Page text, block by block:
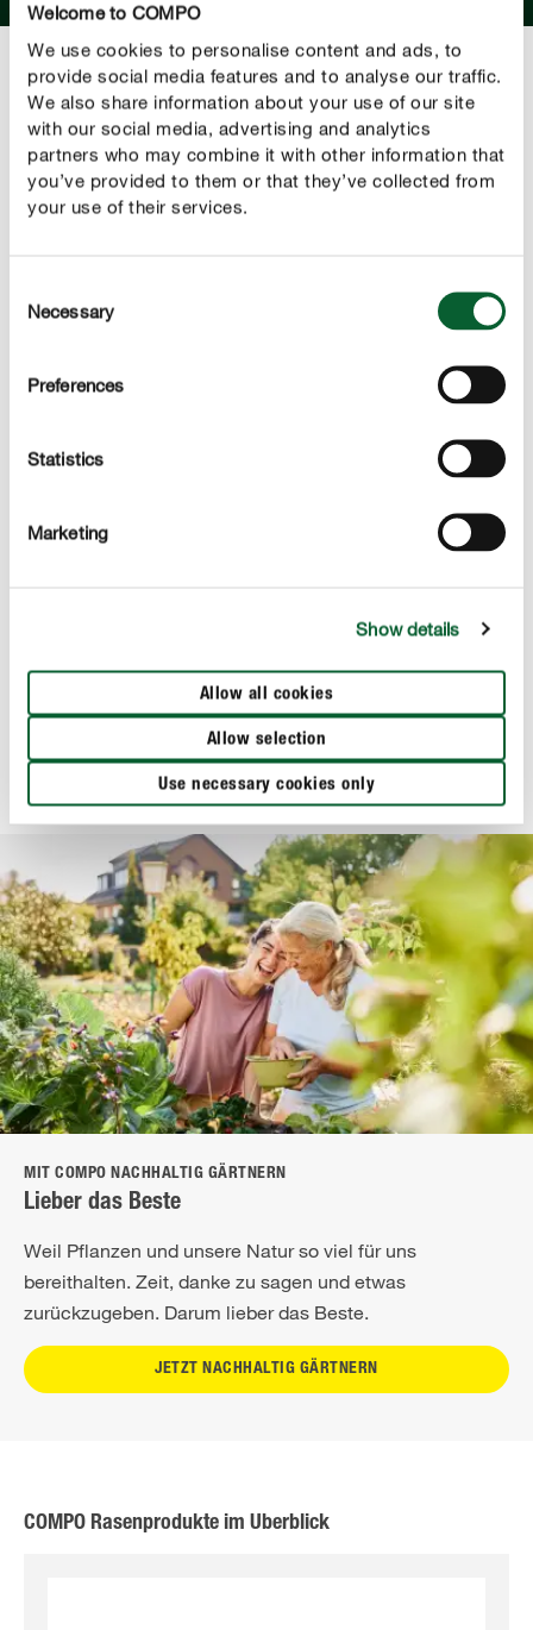
Welcome to COMPO
We use cookies to personalise content and ads, to
provide social media features and to analyse our traffic.
We also share information about your use of our site
with our social media, advertising and analytics
partners who may combine it with other information that
you’ve provided to them or that they’ve collected from
your use of their services.
Selection
Necessary
Preferences
Statistics
Marketing
Show details
Allow all cookies
Allow selection
Use necessary cookies only
NEUPRODUKTE IM ÜBERBLICK
Was gibt's Neues?
COMPO BIO Bodenschutz Pellets
MIT COMPO NACHHALTIG GÄRTNERN
Lieber das Beste
Weil Pflanzen und unsere Natur so viel für uns
bereithalten. Zeit, danke zu sagen und etwas
zurückzugeben. Darum lieber das Beste.
JETZT NACHHALTIG GÄRTNERN
COMPO Rasenprodukte im Überblick